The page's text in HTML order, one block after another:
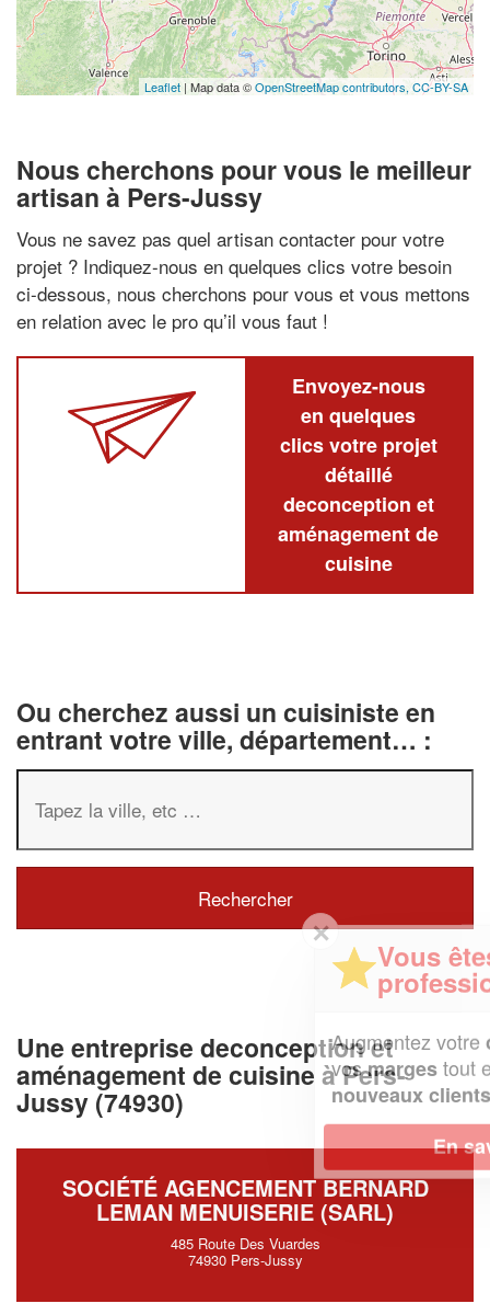
Leaflet | Map data ©OpenStreetMap contributors, CC-BY-SA
Nous cherchons pour vous le meilleur
artisan à Pers-Jussy
Vous ne savez pas quel artisan contacter pour votre
projet ? Indiquez-nous en quelques clics votre besoin
ci-dessous, nous cherchons pour vous et vous mettons
en relation avec le pro qu’il vous faut !
Envoyez-nous
en quelques
clics votre projet
détaillé
deconception et
aménagement de
cuisine
Ou cherchez aussi un cuisiniste en
entrant votre ville, département… :
Une entreprise deconception et
aménagement de cuisine à Pers-
Jussy (74930)
SOCIÉTÉ AGENCEMENT BERNARD
LEMAN MENUISERIE (SARL)
485 Route Des Vuardes
74930 Pers-Jussy
✕
Vous êtes un
professionnel ?
Augmentez votrechiffre d'affaireset
vosmargestout en gagnant de
nouveaux clients!
En savoir plus